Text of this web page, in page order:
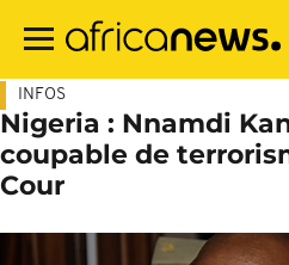
contenu
INFOS
Nigeria : Nnamdi
coupable de
Cour